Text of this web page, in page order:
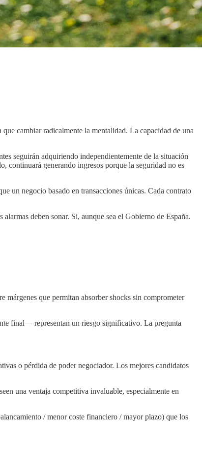
cambiar radicalmente la mentalidad. La capacidad de una
seguirán adquiriendo independientemente de la situación
continuará generando ingresos porque la seguridad no es
un negocio basado en transacciones únicas. Cada contrato
deben sonar. Si, aunque sea el Gobierno de España.
que permitan absorber shocks sin comprometer
final— representan un riesgo significativo. La pregunta
o pérdida de poder negociador. Los mejores candidatos
una ventaja competitiva invaluable, especialmente en
/ menor coste financiero / mayor plazo) que los